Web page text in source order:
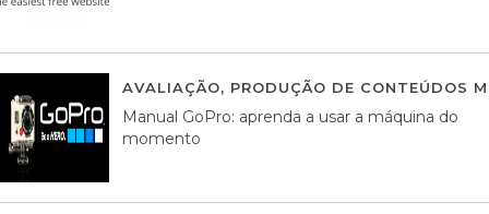
AVALIAÇÃO, PRODUÇÃO DE CONTEÚDOS
Manual GoPro: aprenda a usar a máquina do
momento